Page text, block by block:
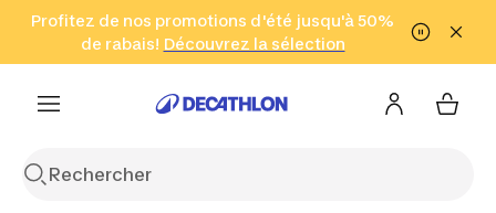
Aller à la recherche Aller au contenu Aller au pied de
Profitez de nos promotions d'été jusqu'à 50%
de rabais! Découvrez la sélection
Cliquez ici
en seulement 2 h!
(Zones sélectionnées)